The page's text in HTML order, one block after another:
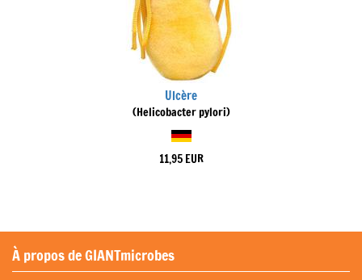
Ulcère
(Helicobacter pylori)
11,95 EUR
À propos de GIANTmicrobes